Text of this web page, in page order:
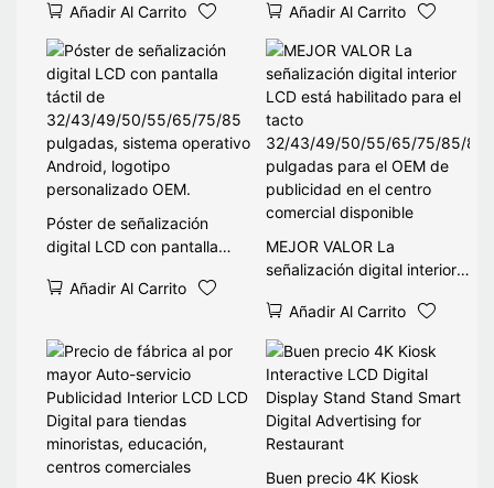
43 a 65 pulgadas para
publicidad en comercios y
locales comerciales.
Añadir Al Carrito
operativos Android y
Windows, 1080P, multitáctil
y remota.
Añadir Al Carrito
Póster de señalización
digital LCD con pantalla
32/43/49/50/55/65/75/85
Android, logotipo
personalizado OEM.
Añadir Al Carrito
MEJOR VALOR La
señalización digital interior
tacto
32/43/49/50/55/65/75/85/
86 pulgadas para el OEM
de publicidad en el centro
comercial disponible
Añadir Al Carrito
Buen precio 4K Kiosk